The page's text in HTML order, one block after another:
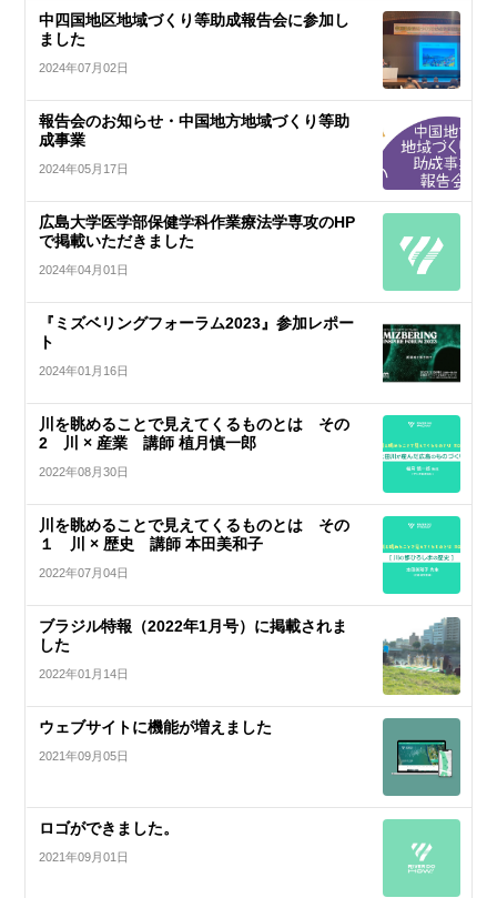
中四国地区地域づくり等助成報告会に参加し
ました
2024年07月02日
報告会のお知らせ・中国地方地域づくり等助
成事業
2024年05月17日
広島大学医学部保健学科作業療法学専攻のHP
で掲載いただきました
2024年04月01日
『ミズベリングフォーラム2023』参加レポー
ト
2024年01月16日
川を眺めることで見えてくるものとは その
2 川 × 産業 講師 植月慎一郎
2022年08月30日
川を眺めることで見えてくるものとは その
１ 川 × 歴史 講師 本田美和子
2022年07月04日
ブラジル特報（2022年1月号）に掲載されま
した
2022年01月14日
ウェブサイトに機能が増えました
2021年09月05日
ロゴができました。
2021年09月01日